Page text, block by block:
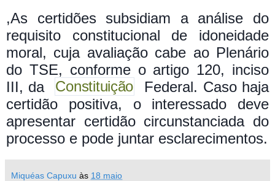
,As certidões subsidiam a análise do
requisito constitucional de idoneidade
moral, cuja avaliação cabe ao Plenário
do TSE, conforme o artigo 120, inciso
III, da Constituição Federal. Caso haja
certidão positiva, o interessado deve
apresentar certidão circunstanciada do
processo e pode juntar esclarecimentos.
Miquéas Capuxu às 18 maio